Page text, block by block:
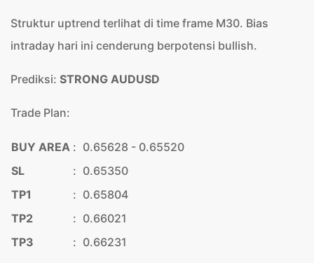
Struktur uptrend terlihat di time frame M30. Bias
intraday hari ini cenderung berpotensi bullish.
Prediksi: STRONG AUDUSD
Trade Plan:
BUY AREA : 0.65628 - 0.65520
SL
: 0.65350
TP1
: 0.65804
TP2
: 0.66021
TP3
: 0.66231